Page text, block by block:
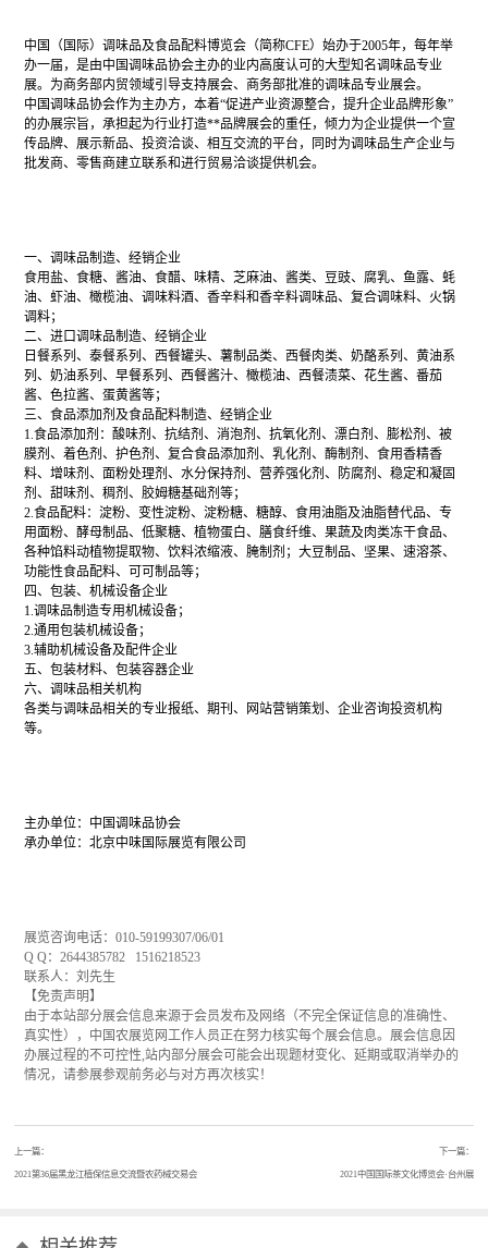
中国（国际）调味品及食品配料博览会（简称CFE）始办于2005年，每年举
办一届，是由中国调味品协会主办的业内高度认可的大型知名调味品专业
展。为商务部内贸领域引导支持展会、商务部批准的调味品专业展会。
中国调味品协会作为主办方，本着“促进产业资源整合，提升企业品牌形象”
的办展宗旨，承担起为行业打造**品牌展会的重任，倾力为企业提供一个宣
传品牌、展示新品、投资洽谈、相互交流的平台，同时为调味品生产企业与
批发商、零售商建立联系和进行贸易洽谈提供机会。
一、调味品制造、经销企业
食用盐、食糖、酱油、食醋、味精、芝麻油、酱类、豆豉、腐乳、鱼露、蚝
油、虾油、橄榄油、调味料酒、香辛料和香辛料调味品、复合调味料、火锅
调料；
二、进口调味品制造、经销企业
日餐系列、泰餐系列、西餐罐头、薯制品类、西餐肉类、奶酪系列、黄油系
列、奶油系列、早餐系列、西餐酱汁、橄榄油、西餐渍菜、花生酱、番茄
酱、色拉酱、蛋黄酱等；
三、食品添加剂及食品配料制造、经销企业
1.食品添加剂：酸味剂、抗结剂、消泡剂、抗氧化剂、漂白剂、膨松剂、被
膜剂、着色剂、护色剂、复合食品添加剂、乳化剂、酶制剂、食用香精香
料、增味剂、面粉处理剂、水分保持剂、营养强化剂、防腐剂、稳定和凝固
剂、甜味剂、稠剂、胶姆糖基础剂等；
2.食品配料：淀粉、变性淀粉、淀粉糖、糖醇、食用油脂及油脂替代品、专
用面粉、酵母制品、低聚糖、植物蛋白、膳食纤维、果蔬及肉类冻干食品、
各种馅料动植物提取物、饮料浓缩液、腌制剂；大豆制品、坚果、速溶茶、
功能性食品配料、可可制品等；
四、包装、机械设备企业
1.调味品制造专用机械设备；
2.通用包装机械设备；
3.辅助机械设备及配件企业
五、包装材料、包装容器企业
六、调味品相关机构
各类与调味品相关的专业报纸、期刊、网站营销策划、企业咨询投资机构
等。
主办单位：中国调味品协会
承办单位：北京中味国际展览有限公司
展览咨询电话：010-59199307/06/01
Q Q：2644385782 1516218523
联系人：刘先生
【免责声明】
由于本站部分展会信息来源于会员发布及网络（不完全保证信息的准确性、
真实性），中国农展览网工作人员正在努力核实每个展会信息。展会信息因
办展过程的不可控性,站内部分展会可能会出现题材变化、延期或取消举办的
情况，请参展参观前务必与对方再次核实！
上一篇：
2021第36届黑龙江植保信息交流暨农药械交易会
下一篇：
2021中国国际茶文化博览会·台州展